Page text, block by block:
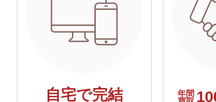
自宅で完結 年間